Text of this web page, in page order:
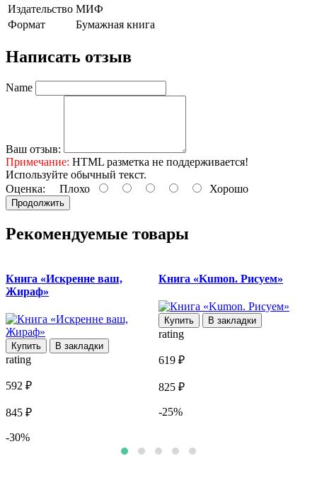
Издательство МИФ
Формат
Бумажная книга
Написать отзыв
Name
Ваш отзыв:
Примечание: HTML разметка не поддерживается!
Используйте обычный текст.
Оценка: Плохо Хорошо
Продолжить
Рекомендуемые товары
Книга «Искренне ваш,
Жираф»
Купить В закладки
rating
592 ₽
845 ₽
-30%
Книга «Kumon. Рисуем»
Купить В закладки
rating
619 ₽
825 ₽
-25%